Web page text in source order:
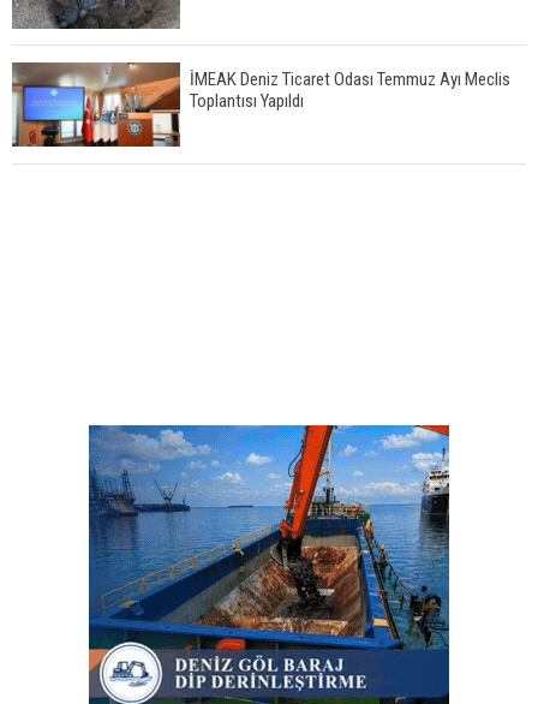
İMEAK Deniz Ticaret Odası Temmuz Ayı Meclis
Toplantısı Yapıldı